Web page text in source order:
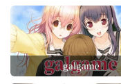
galgame